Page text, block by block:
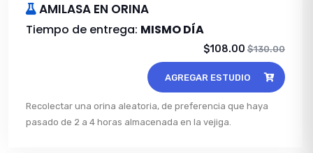
AMILASA EN ORINA
Tiempo de entrega: MISMO DÍA
$108.00 $130.00
AGREGAR ESTUDIO
Recolectar una orina aleatoria, de preferencia que haya
pasado de 2 a 4 horas almacenada en la vejiga.